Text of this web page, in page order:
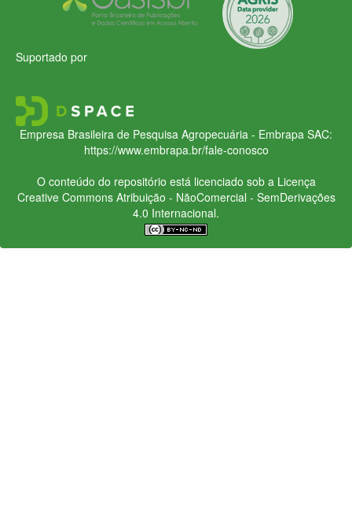
Suportado por
Empresa Brasileira de Pesquisa Agropecuária - Embrapa SAC:
https://www.embrapa.br/fale-conosco
O conteúdo do repositório está licenciado sob a Licença
Creative CommonsAtribuição - NãoComercial - SemDerivações
4.0 Internacional.